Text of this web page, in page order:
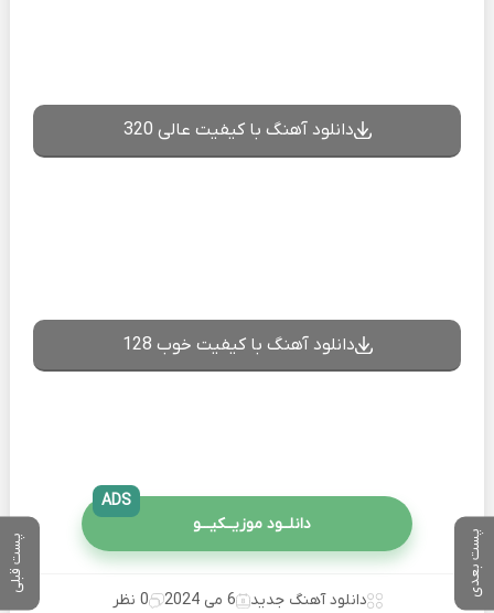
پست بعدی پست قبلی
دانلود آهنگ با کیفیت عالی 320
دانلود آهنگ با کیفیت خوب 128
دانلــود موزیــکیـــو
ADS
دانلود آهنگ جدید 6 می 2024 0 نظر